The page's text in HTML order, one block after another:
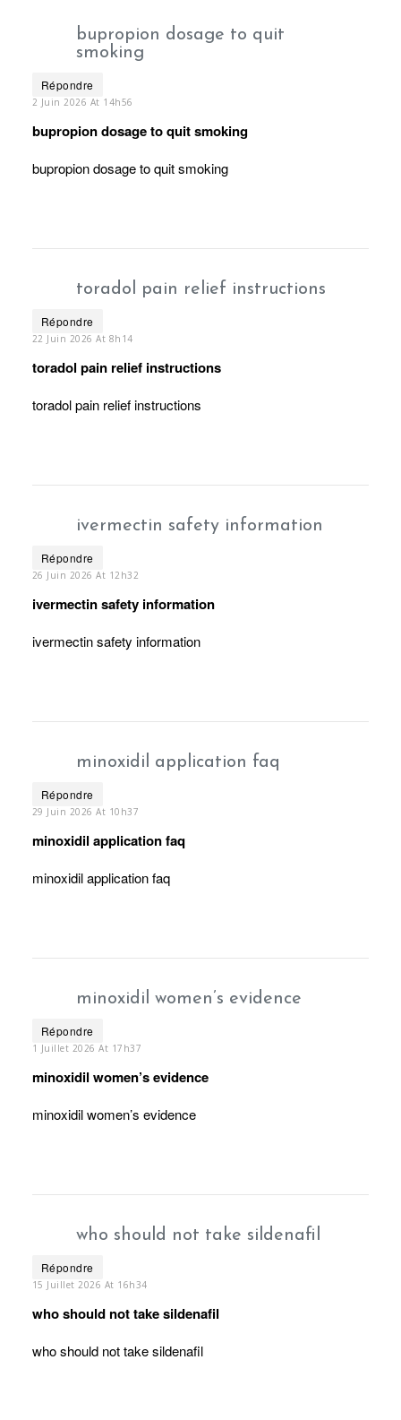
bupropion dosage to quit
smoking
Répondre
2 Juin 2026 At 14h56
bupropion dosage to quit smoking
bupropion dosage to quit smoking
toradol pain relief instructions
Répondre
22 Juin 2026 At 8h14
toradol pain relief instructions
toradol pain relief instructions
ivermectin safety information
Répondre
26 Juin 2026 At 12h32
ivermectin safety information
ivermectin safety information
minoxidil application faq
Répondre
29 Juin 2026 At 10h37
minoxidil application faq
minoxidil application faq
minoxidil women’s evidence
Répondre
1 Juillet 2026 At 17h37
minoxidil women’s evidence
minoxidil women’s evidence
who should not take sildenafil
Répondre
15 Juillet 2026 At 16h34
who should not take sildenafil
who should not take sildenafil